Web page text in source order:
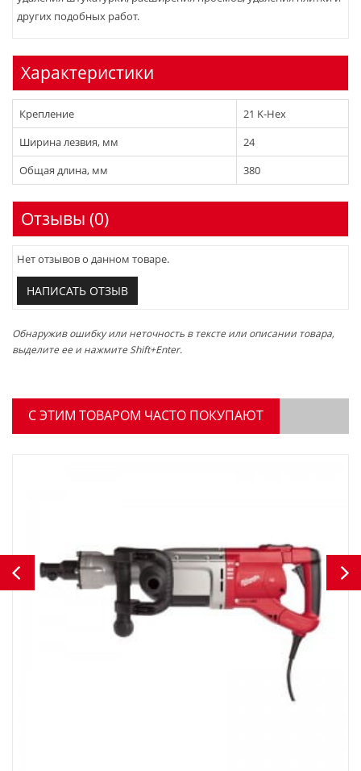
других подобных работ.
Характеристики
Крепление
21 K-Hex
Ширина лезвия, мм
24
Общая длина, мм
380
Отзывы (0)
Нет отзывов о данном товаре.
НАПИСАТЬ ОТЗЫВ
Обнаружив ошибку или неточность в тексте или описании товара,
выделите ее и нажмите Shift+Enter.
C ЭТИМ ТОВАРОМ ЧАСТО ПОКУПАЮТ